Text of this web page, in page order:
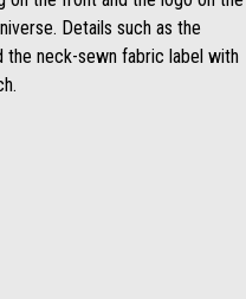
Details such as the
neck-sewn fabric label with